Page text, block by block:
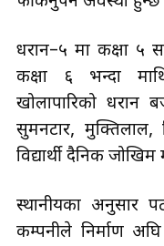
धरान–५ मा कक्षा ५
कक्षा ६ भन्दा
खोलापारिको धरान
सुमनटार, मुक्तिलाल,
विद्यार्थी दैनिक
स्थानीयका अनुसार
कम्पनीले निर्माण